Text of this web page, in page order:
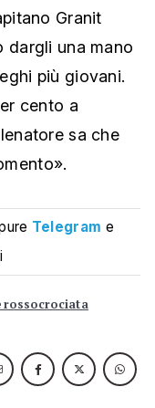
Granit
dargli una mano
più giovani.
cento a
sa che
Telegram e
rossocrociata